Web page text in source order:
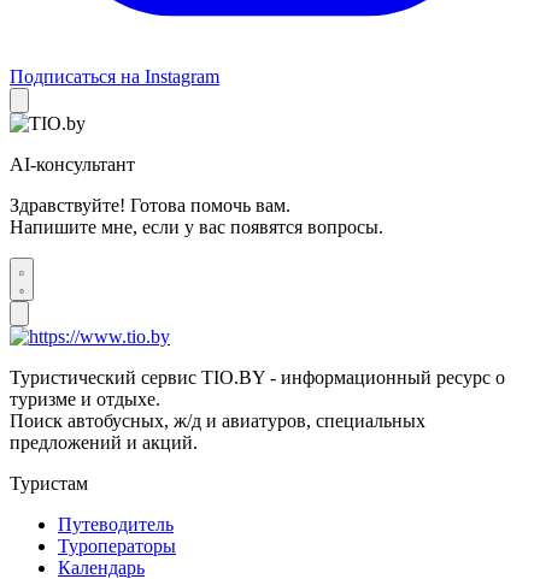
Подписаться на Instagram
AI-консультант
Здравствуйте! Готова помочь вам.
Напишите мне, если у вас появятся вопросы.
Туристический сервис TIO.BY - информационный ресурс о
туризме и отдыхе.
Поиск автобусных, ж/д и авиатуров, специальных
предложений и акций.
Туристам
Путеводитель
Туроператоры
Календарь